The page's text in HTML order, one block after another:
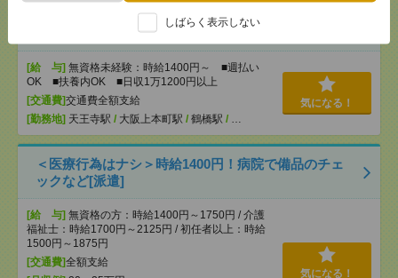
しばらく表示しない
【オープニング募集】おばあちゃんのお散歩付き添
いも仕事の1つ[派遣]
[給 与] 無資格未経験：時給1400円～ ■週払い
OK ■扶養内OK ■日収1万1200円以上
[交通費]交通費全額支給
[勤務地] 天王寺駅 / 大阪上本町駅 / 鶴橋駅 / …
気になる！
＜医療行為はナシ＞時給1400円！病院で備品のチェ
ックなど[派遣]
[給 与] 無資格の方：時給1400円～1750円 / 介護
福祉士：時給1700円～2125円 / 初任者以上：時給
1500円～1875円
[交通費]全額支給
気になる！